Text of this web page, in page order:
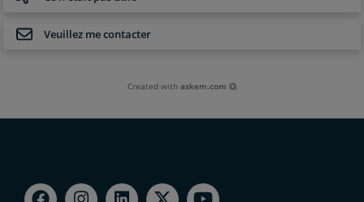
Veuillez me contacter
Created withaskem.com